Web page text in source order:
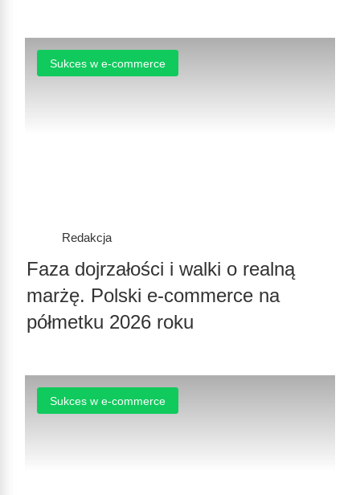
Sukces w e-commerce
Redakcja
Faza dojrzałości i walki o realną
marżę. Polski e-commerce na
półmetku 2026 roku
Sukces w e-commerce